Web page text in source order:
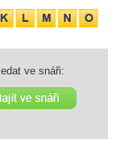
ve snáři: